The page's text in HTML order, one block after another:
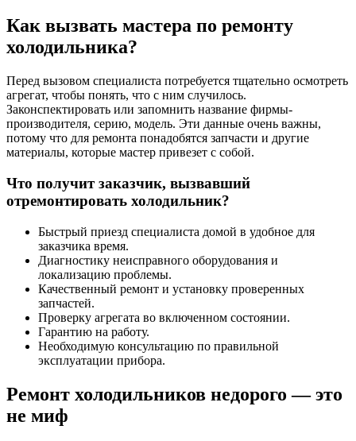
Как вызвать мастера по ремонту
холодильника?
Перед вызовом специалиста потребуется тщательно осмотреть
агрегат, чтобы понять, что с ним случилось.
Законспектировать или запомнить название фирмы-
производителя, серию, модель. Эти данные очень важны,
потому что для ремонта понадобятся запчасти и другие
материалы, которые мастер привезет с собой.
Что получит заказчик, вызвавший
отремонтировать холодильник?
Быстрый приезд специалиста домой в удобное для
заказчика время.
Диагностику неисправного оборудования и
локализацию проблемы.
Качественный ремонт и установку проверенных
запчастей.
Проверку агрегата во включенном состоянии.
Гарантию на работу.
Необходимую консультацию по правильной
эксплуатации прибора.
Ремонт холодильников недорого — это
не миф